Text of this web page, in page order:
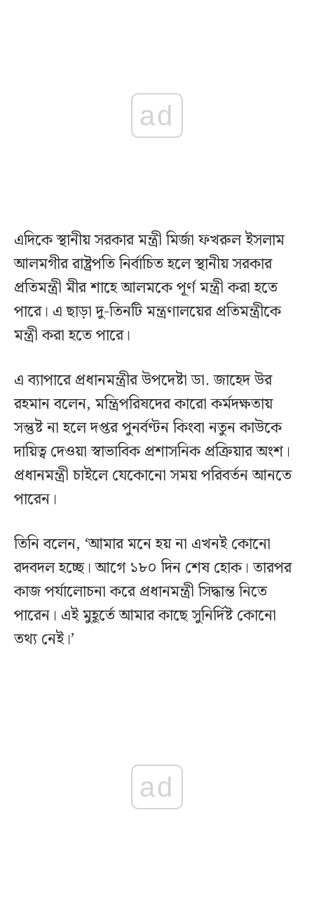
ad
এদিকে স্থানীয় সরকার মন্ত্রী মির্জা ফখরুল ইসলাম
আলমগীর রাষ্ট্রপতি নির্বাচিত হলে স্থানীয় সরকার
প্রতিমন্ত্রী মীর শাহে আলমকে পূর্ণ মন্ত্রী করা হতে
পারে। এ ছাড়া দু-তিনটি মন্ত্রণালয়ের প্রতিমন্ত্রীকে
মন্ত্রী করা হতে পারে।
এ ব্যাপারে প্রধানমন্ত্রীর উপদেষ্টা ডা. জাহেদ উর
রহমান বলেন, মন্ত্রিপরিষদের কারো কর্মদক্ষতায়
সন্তুষ্ট না হলে দপ্তর পুনর্বণ্টন কিংবা নতুন কাউকে
দায়িত্ব দেওয়া স্বাভাবিক প্রশাসনিক প্রক্রিয়ার অংশ।
প্রধানমন্ত্রী চাইলে যেকোনো সময় পরিবর্তন আনতে
পারেন।
তিনি বলেন, ‘আমার মনে হয় না এখনই কোনো
রদবদল হচ্ছে। আগে ১৮০ দিন শেষ হোক। তারপর
কাজ পর্যালোচনা করে প্রধানমন্ত্রী সিদ্ধান্ত নিতে
পারেন। এই মুহূর্তে আমার কাছে সুনির্দিষ্ট কোনো
তথ্য নেই।’
ad